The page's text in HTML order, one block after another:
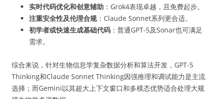
实时代码优化和创意辅助 ：Grok4表现卓越，且免费起步。
注重安全性及伦理合规：Claude Sonnet系列更合适。
初学者或快速生成基础代码 ：普通GPT-5及Sonar也可满足
需求。
综合来说，针对生物信息学复杂数据分析和算法开发，GPT-5
Thinking和Claude Sonnet Thinking因强推理和调试能力是主流
选择；而Gemini以其超大上下文窗口和多模态优势适合处理大规